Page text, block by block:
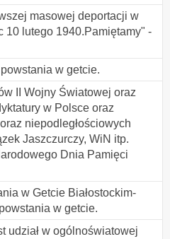
masowej deportacji w
10 lutego 1940.Pamiętamy" -
w getcie.
II Wojny Światowej oraz
w Polsce oraz
niepodległościowych
Jaszczurczy, WiN itp.
Dnia Pamięci
w Getcie Białostockim-
w getcie.
udział w ogólnoświatowej